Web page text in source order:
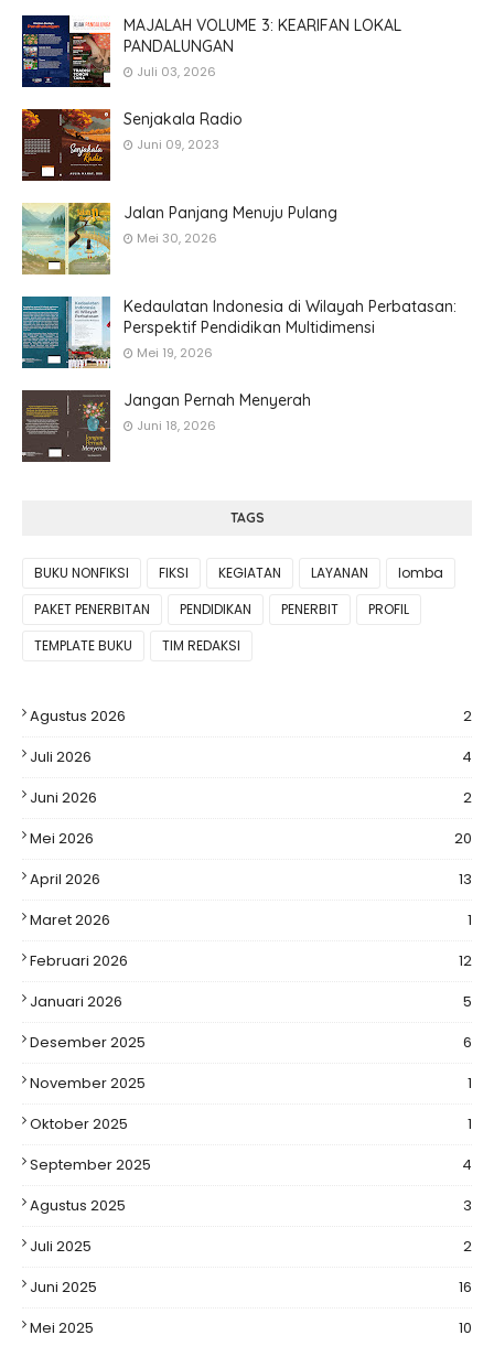
MAJALAH VOLUME 3: KEARIFAN LOKAL
PANDALUNGAN
Juli 03, 2026
Senjakala Radio
Juni 09, 2023
Jalan Panjang Menuju Pulang
Mei 30, 2026
Kedaulatan Indonesia di Wilayah Perbatasan:
Perspektif Pendidikan Multidimensi
Mei 19, 2026
Jangan Pernah Menyerah
Juni 18, 2026
TAGS
BUKU NONFIKSI FIKSI KEGIATAN LAYANAN
lomba
PAKET PENERBITAN
PENDIDIKAN PENERBIT
PROFIL
TEMPLATE BUKU
TIM REDAKSI
Agustus 2026
2
Juli 2026
4
Juni 2026
2
Mei 2026
20
April 2026
13
Maret 2026
1
Februari 2026
12
Januari 2026
5
Desember 2025
6
November 2025
1
Oktober 2025
1
September 2025
4
Agustus 2025
3
Juli 2025
2
Juni 2025
16
Mei 2025
10